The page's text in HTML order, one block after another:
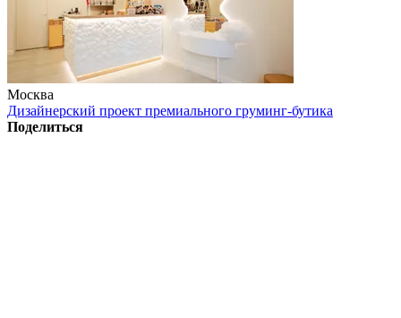
Москва
Дизайнерский проект премиального груминг-бутика
Поделиться